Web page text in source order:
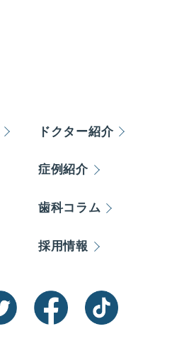
ドクター紹介
症例紹介
歯科コラム
採用情報